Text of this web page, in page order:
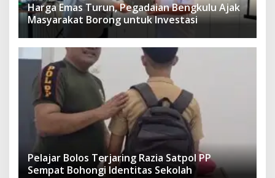
Harga Emas Turun, Pegadaian Bengkulu Ajak
Masyarakat Borong untuk Investasi
Pelajar Bolos Terjaring Razia Satpol PP
Sempat Bohongi Identitas Sekolah